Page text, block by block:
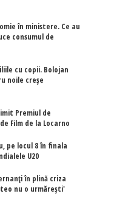
în ministere. Ce au
consumul de
cu copii. Bolojan
noile creșe
Premiul de
Film de la Locarno
pe locul 8 în finala
U20
în plină criza
nu o urmărești'